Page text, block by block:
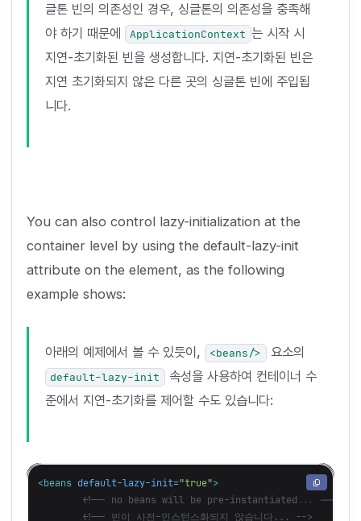
글톤 빈의 의존성인 경우, 싱글톤의 의존성을 충족해
야 하기 때문에
ApplicationContext 는 시작 시
지연-초기화된 빈을 생성합니다. 지연-초기화된 빈은
지연 초기화되지 않은 다른 곳의 싱글톤 빈에 주입됩
니다.
You can also control lazy-initialization at the
container level by using the default-lazy-init
attribute on the element, as the following
example shows:
아래의 예제에서 볼 수 있듯이, <beans/> 요소의
default-lazy-init
속성을 사용하여 컨테이너 수
준에서 지연-초기화를 제어할 수도 있습니다:
<beans default-lazy-init="true">
<!-- no beans will be pre-instantiated... -->
<!-- 빈이 사전-인스턴스화되지 않습니다... -->